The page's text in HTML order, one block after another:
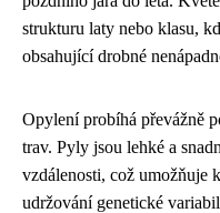
strukturu laty nebo klasu,
obsahující drobné
Opylení probíhá převážně
trav. Pyly jsou lehké a
vzdálenosti, což umožňuje
udržování genetické